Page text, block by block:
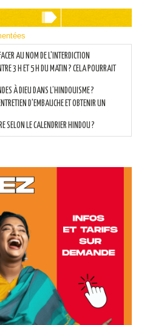
AU NOM DE L'INTERDICTION
3 H ET 5 H DU MATIN ? CELA POURRAIT
À DIEU DANS L’HINDOUISME ?
D'EMBAUCHE ET OBTENIR UN
SELON LE CALENDRIER HINDOU ?